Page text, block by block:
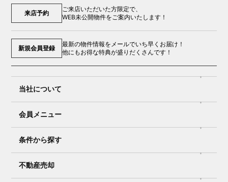
来店予約
ご来店いただいた方限定で、
WEB未公開物件をご案内いたします！
新規会員登録
最新の物件情報をメールでいち早くお届け！
他にもお得な特典が盛りだくさんです！
当社について
会員メニュー
条件から探す
不動産売却